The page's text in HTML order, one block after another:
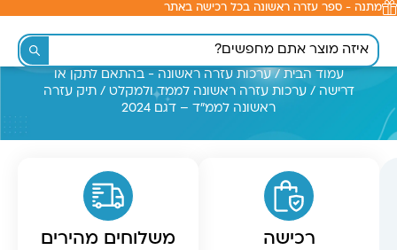
לתוכן
מתנה - ספר עזרה ראשונה בכל רכישה באתר
עמוד הבית /ערכות עזרה ראשונה - בהתאם לתקן או
דרישה /ערכות עזרה ראשונה לממד ולמקלט / תיק עזרה
ראשונה לממ"ד – דגם 2024
רכישה
משלוחים מהירים